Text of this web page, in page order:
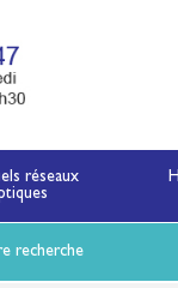
réseaux
recherche